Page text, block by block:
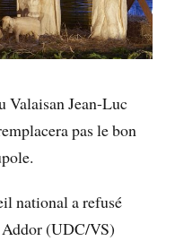
Valaisan Jean-Luc
pas le bon
national a refusé
(UDC/VS)